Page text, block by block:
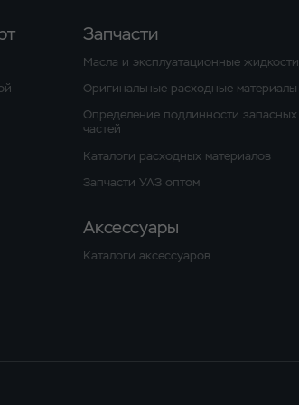
Запчасти
Масла и эксплуатационные жидкости
Оригинальные расходные материалы
Определение подлинности запасных
частей
Каталоги расходных материалов
Запчасти УАЗ оптом
Аксессуары
Каталоги аксессуаров